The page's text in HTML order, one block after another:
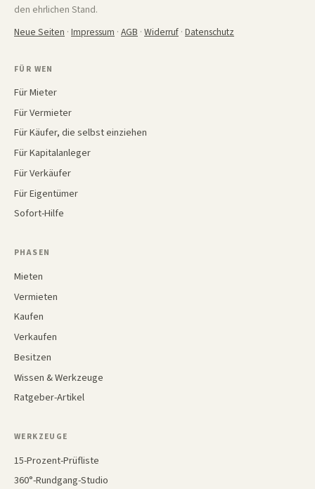
den ehrlichen Stand.
Neue Seiten · Impressum · AGB · Widerruf · Datenschutz
FÜR WEN
Für Mieter
Für Vermieter
Für Käufer, die selbst einziehen
Für Kapitalanleger
Für Verkäufer
Für Eigentümer
Sofort-Hilfe
PHASEN
Mieten
Vermieten
Kaufen
Verkaufen
Besitzen
Wissen & Werkzeuge
Ratgeber-Artikel
WERKZEUGE
15-Prozent-Prüfliste
360°-Rundgang-Studio